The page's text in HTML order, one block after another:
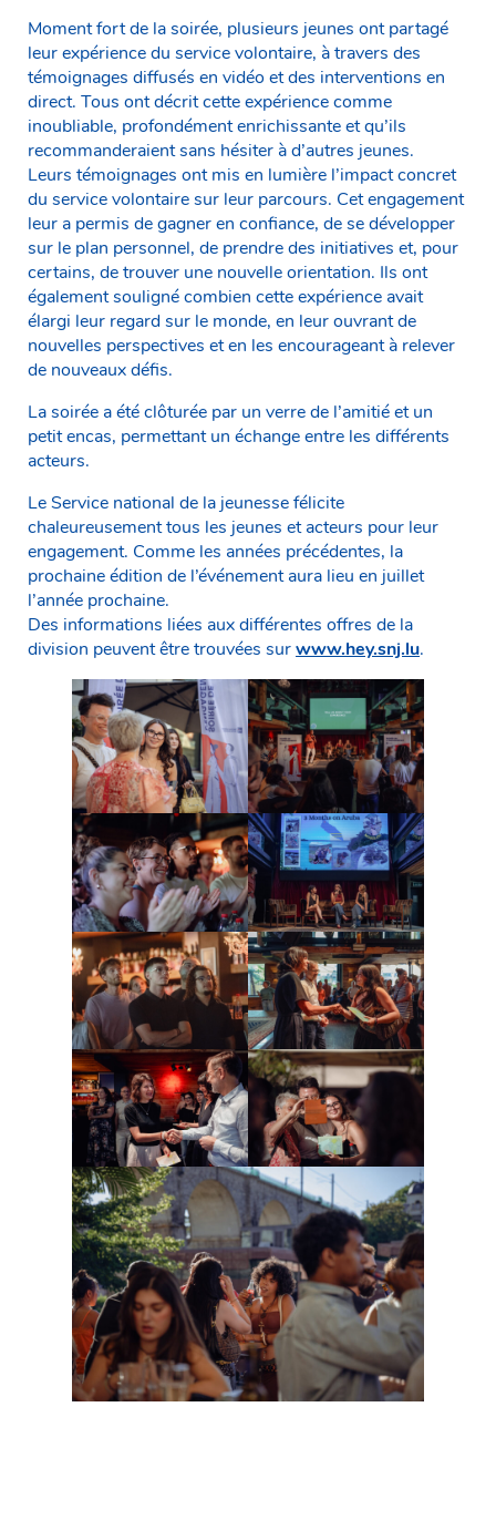
Moment fort de la soirée, plusieurs jeunes ont partagé
leur expérience du service volontaire, à travers des
témoignages diffusés en vidéo et des interventions en
direct. Tous ont décrit cette expérience comme
inoubliable, profondément enrichissante et qu’ils
recommanderaient sans hésiter à d’autres jeunes.
Leurs témoignages ont mis en lumière l’impact concret
du service volontaire sur leur parcours. Cet engagement
leur a permis de gagner en confiance, de se développer
sur le plan personnel, de prendre des initiatives et, pour
certains, de trouver une nouvelle orientation. Ils ont
également souligné combien cette expérience avait
élargi leur regard sur le monde, en leur ouvrant de
nouvelles perspectives et en les encourageant à relever
de nouveaux défis.
La soirée a été clôturée par un verre de l’amitié et un
petit encas, permettant un échange entre les différents
acteurs.
Le Service national de la jeunesse félicite
chaleureusement tous les jeunes et acteurs pour leur
engagement. Comme les années précédentes, la
prochaine édition de l’événement aura lieu en juillet
l’année prochaine.
Des informations liées aux différentes offres de la
division peuvent être trouvées surwww.hey.snj.lu.